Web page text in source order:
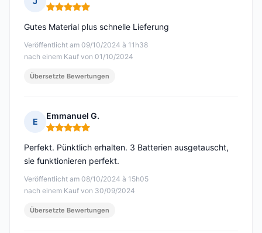
Hinweis: 5 von 5
Veröffentlicht am 09/10/2024 à 11h38
nach einem Kauf von 01/10/2024
Gutes Material plus schnelle Lieferung
Übersetzte Bewertungen
E
Emmanuel G.
Hinweis: 5 von 5
Veröffentlicht am 08/10/2024 à 15h05
nach einem Kauf von 30/09/2024
Perfekt. Pünktlich erhalten. 3 Batterien ausgetauscht,
sie funktionieren perfekt.
Übersetzte Bewertungen